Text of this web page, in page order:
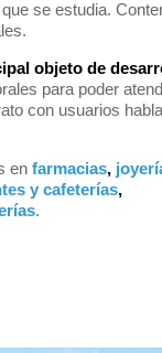
se estudia.
objeto de
para poder
con usuarios
en farmacias,
y cafeterías,
.